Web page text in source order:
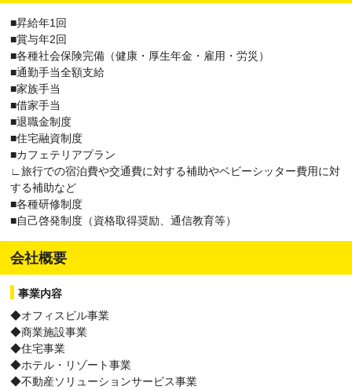
■昇給年1回
■賞与年2回
■各種社会保険完備（健康・厚生年金・雇用・労災）
■通勤手当全額支給
■家族手当
■借家手当
■退職金制度
■住宅融資制度
■カフェテリアプラン
∟旅行での宿泊費や交通費に対する補助やベビーシッター費用に対
する補助など
■各種研修制度
■自己啓発制度（資格取得奨励、通信教育等）
会社概要
事業内容
◆オフィスビル事業
◆商業施設事業
◆住宅事業
◆ホテル・リゾート事業
◆不動産ソリューションサービス事業